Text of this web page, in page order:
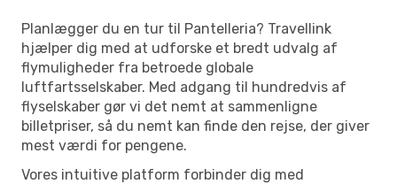
Planlægger du en tur til Pantelleria? Travellink
hjælper dig med at udforske et bredt udvalg af
flymuligheder fra betroede globale
luftfartsselskaber. Med adgang til hundredvis af
flyselskaber gør vi det nemt at sammenligne
billetpriser, så du nemt kan finde den rejse, der giver
mest værdi for pengene.
Vores intuitive platform forbinder dig med